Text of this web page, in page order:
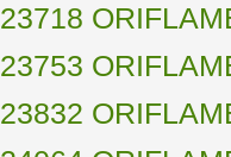
23718
23753
23832